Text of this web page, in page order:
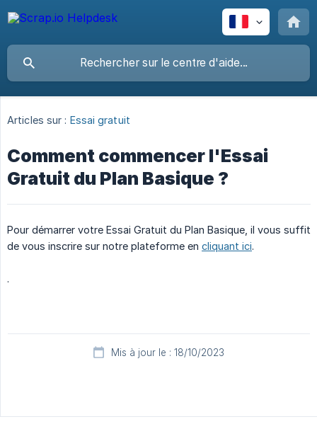
Articles sur : Essai gratuit
Comment commencer l'Essai
Gratuit du Plan Basique ?
Pour démarrer votre Essai Gratuit du Plan Basique, il vous suffit
de vous inscrire sur notre plateforme en cliquant ici.
.
Mis à jour le : 18/10/2023